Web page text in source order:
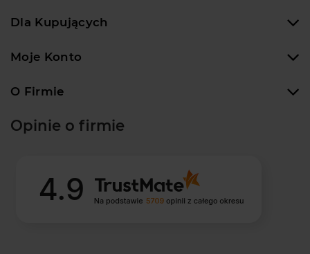
Dla Kupujących
Moje Konto
O Firmie
Opinie o firmie